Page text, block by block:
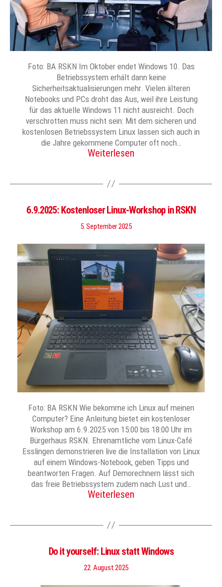
Foto: BA RSKN Im Oktober endet Windows 10. Das
Betriebssystem erhält dann keine
Sicherheitsaktualisierungen mehr. Vielen älteren
Notebooks und PCs droht das Aus, weil ihre Leistung
für das aktuelle Windows 11 nicht ausreicht. Doch
verschrotten muss nicht sein: Mit dem sicheren und
kostenlosen Betriebssystem Linux lassen sich auch in
die Jahre gekommene Computer oft noch…
Weiterlesen
6.9.2025: Kostenloser Linux-Workshop in RSKN
5. September 2025
Foto: BA RSKN Wie bekomme ich Linux auf meinen
Computer? Eine Anleitung bietet ein kostenloser
Workshop am 6.9.2025 von 15:00 bis 18:00 Uhr im
Bürgerhaus RSKN. Ehrenamtliche vom Linux-Café
Esslingen demonstrieren live die Installation von Linux
auf einem Windows-Notebook, geben Tipps und
beantworten Fragen. Auf Demorechnern lässt sich
das freie Betriebssystem zudem nach Lust und…
Weiterlesen
Do it yourself: Linux statt Windows
22. August 2025